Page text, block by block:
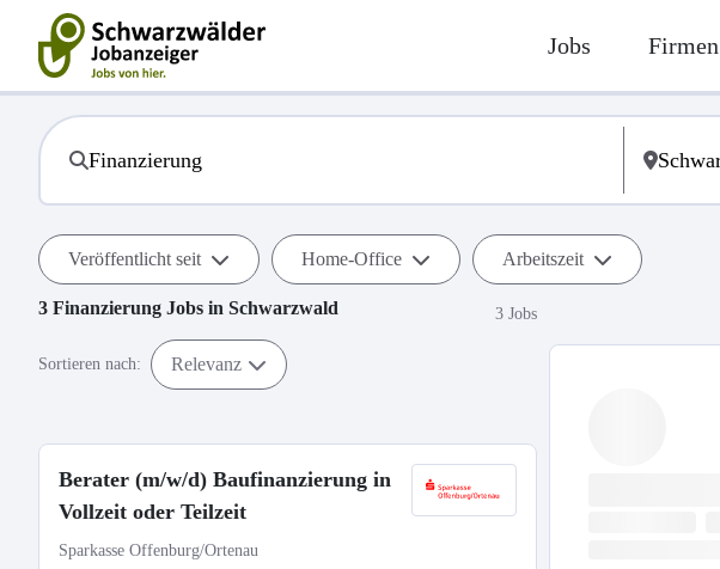
Jobs Firmen
Veröffentlicht seit Home-Office Arbeitszeit
3 Finanzierung Jobs in Schwarzwald 3 Jobs
Sortieren nach: Relevanz
Berater (m/w/d) Baufinanzierung in
Vollzeit oder Teilzeit
Sparkasse Offenburg/Ortenau